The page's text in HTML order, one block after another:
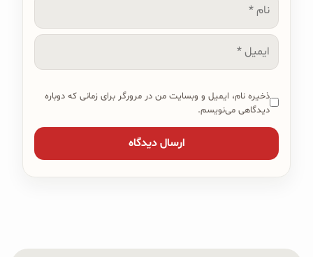
نام
ایمیل
ذخیره نام، ایمیل و وبسایت من در مرورگر برای زمانی که دوباره
دیدگاهی می‌نویسم.